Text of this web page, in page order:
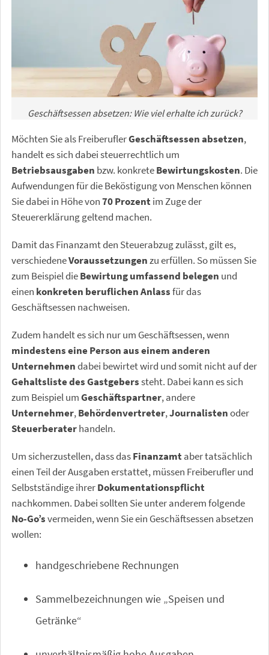
Geschäftsessen absetzen: Wie viel erhalte ich zurück?
Möchten Sie als FreiberuflerGeschäftsessen absetzen,
handelt es sich dabei steuerrechtlich um
Betriebsausgaben bzw. konkreteBewirtungskosten. Die
Aufwendungen für die Beköstigung von Menschen können
Sie dabei in Höhe von70 Prozent im Zuge der
Steuererklärung geltend machen.
Damit das Finanzamt den Steuerabzug zulässt, gilt es,
verschiedeneVoraussetzungenzu erfüllen. So müssen Sie
zum Beispiel dieBewirtung umfassend belegen und
einen konkreten beruflichen Anlassfür das
Geschäftsessen nachweisen.
Zudem handelt es sich nur um Geschäftsessen, wenn
mindestens eine Person aus einem anderen
Unternehmendabei bewirtet wird und somit nicht auf der
Gehaltsliste des Gastgeberssteht. Dabei kann es sich
zum Beispiel umGeschäftspartner, andere
Unternehmer,Behördenvertreter,Journalistenoder
Steuerberaterhandeln.
Um sicherzustellen, dass dasFinanzamt aber tatsächlich
einen Teil der Ausgaben erstattet, müssen Freiberufler und
Selbstständige ihrerDokumentationspflicht
nachkommen. Dabei sollten Sie unter anderem folgende
No-Go’svermeiden, wenn Sie ein Geschäftsessen absetzen
wollen:
handgeschriebene Rechnungen
Sammelbezeichnungen wie „Speisen und
Getränke“